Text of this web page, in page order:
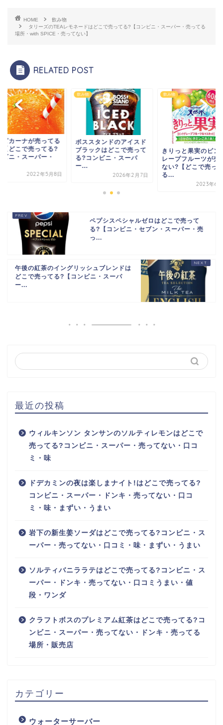
HOME
飲み物
タリーズのTEAレモネードはどこで売ってる?【コンビニ・スーパー・売ってる
場所・with SPICE・売ってない】
RELATED POST
ピカーナが売ってる
【どこで売ってる?
ビニ・スーパー・
2022年5月8日
飲み物
ボススタンドのアイスド
ブラックはどこで売って
る?コンビニ・スーパ
ー...
2026年2月7日
飲み物
きりっと果実のピン
レープフルーツが売
ない?【どこで売っ
る...
2023年6
ペプシスペシャルゼロはどこで売って
る?【コンビニ・セブン・スーパー・売
っ...
午後の紅茶のイングリッシュブレンドは
どこで売ってる?【コンビニ・スーパ
ー...
最近の投稿
ウィルキンソン タンサンのソルティレモンはどこで
売ってる?コンビニ・スーパー・売ってない・口コ
ミ・味
ドデカミンの夜は楽しまナイト!はどこで売ってる?
コンビニ・スーパー・ドンキ・売ってない・口コ
ミ・味・まずい・うまい
岩下の新生姜ソーダはどこで売ってる?コンビニ・ス
ーパー・売ってない・口コミ・味・まずい・うまい
ソルティバニララテはどこで売ってる?コンビニ・ス
ーパー・ドンキ・売ってない・口コミうまい・値
段・ワンダ
クラフトボスのプレミアム紅茶はどこで売ってる?コ
ンビニ・スーパー・売ってない・ドンキ・売ってる
場所・販売店
カテゴリー
ウォーターサーバー